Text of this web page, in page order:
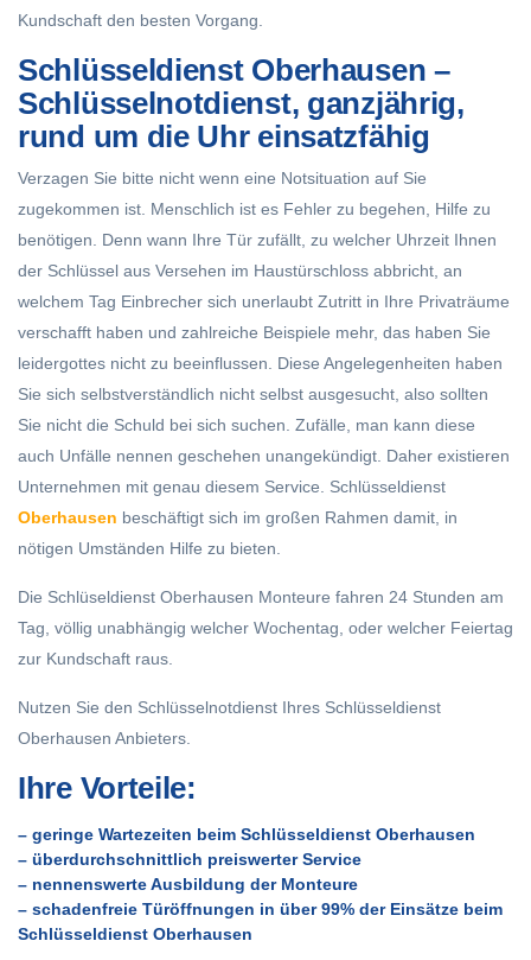
Kundschaft den besten Vorgang.
Schlüsseldienst Oberhausen –
Schlüsselnotdienst, ganzjährig,
rund um die Uhr einsatzfähig
Verzagen Sie bitte nicht wenn eine Notsituation auf Sie
zugekommen ist. Menschlich ist es Fehler zu begehen, Hilfe zu
benötigen. Denn wann Ihre Tür zufällt, zu welcher Uhrzeit Ihnen
der Schlüssel aus Versehen im Haustürschloss abbricht, an
welchem Tag Einbrecher sich unerlaubt Zutritt in Ihre Privaträume
verschafft haben und zahlreiche Beispiele mehr, das haben Sie
leidergottes nicht zu beeinflussen. Diese Angelegenheiten haben
Sie sich selbstverständlich nicht selbst ausgesucht, also sollten
Sie nicht die Schuld bei sich suchen. Zufälle, man kann diese
auch Unfälle nennen geschehen unangekündigt. Daher existieren
Unternehmen mit genau diesem Service. Schlüsseldienst
Oberhausen beschäftigt sich im großen Rahmen damit, in
nötigen Umständen Hilfe zu bieten.
Die Schlüseldienst Oberhausen Monteure fahren 24 Stunden am
Tag, völlig unabhängig welcher Wochentag, oder welcher Feiertag
zur Kundschaft raus.
Nutzen Sie den Schlüsselnotdienst Ihres Schlüsseldienst
Oberhausen Anbieters.
Ihre Vorteile:
– geringe Wartezeiten beim Schlüsseldienst Oberhausen
– überdurchschnittlich preiswerter Service
– nennenswerte Ausbildung der Monteure
– schadenfreie Türöffnungen in über 99% der Einsätze beim
Schlüsseldienst Oberhausen